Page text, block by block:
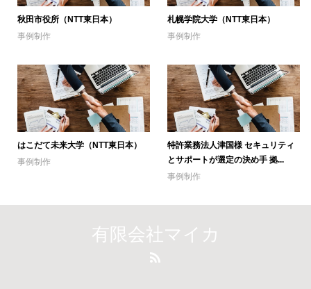
秋田市役所（NTT東日本）
事例制作
札幌学院大学（NTT東日本）
事例制作
はこだて未来大学（NTT東日本）
事例制作
特許業務法人津国様 セキュリティ
とサポートが選定の決め手 拠...
事例制作
有限会社マイカ